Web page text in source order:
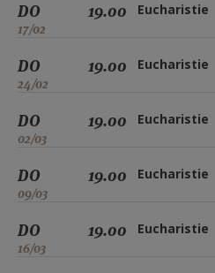
DO
17/02
19.00 Eucharistie
DO
24/02
19.00 Eucharistie
DO
02/03
19.00 Eucharistie
DO
09/03
19.00 Eucharistie
DO
16/03
19.00 Eucharistie